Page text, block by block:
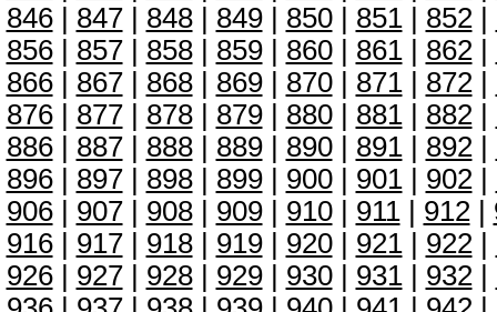
846| 847| 848| 849| 850| 851| 852|
856| 857| 858| 859| 860| 861| 862|
866| 867| 868| 869| 870| 871| 872|
876| 877| 878| 879| 880| 881| 882|
886| 887| 888| 889| 890| 891| 892|
896| 897| 898| 899| 900| 901| 902|
906| 907| 908| 909| 910| 911| 912|
916| 917| 918| 919| 920| 921| 922|
926| 927| 928| 929| 930| 931| 932|